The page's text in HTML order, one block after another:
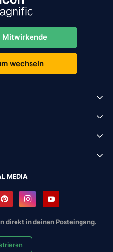
Mitwirkende
wechseln
MEDIA
direkt in deinen Posteingang.